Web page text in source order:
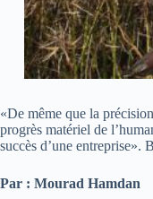
«De même que la
progrès matériel de
succès d’une entreprise».
Par : Mourad Hamdan